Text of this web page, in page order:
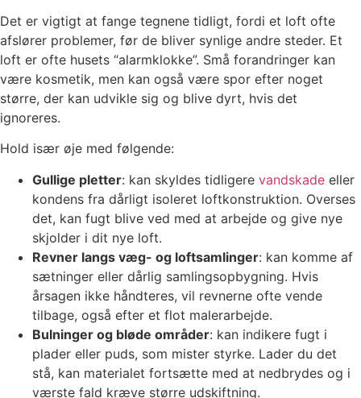
Det er vigtigt at fange tegnene tidligt, fordi et loft ofte
afslører problemer, før de bliver synlige andre steder. Et
loft er ofte husets “alarmklokke”. Små forandringer kan
være kosmetik, men kan også være spor efter noget
større, der kan udvikle sig og blive dyrt, hvis det
ignoreres.
Hold især øje med følgende:
Gullige pletter: kan skyldes tidligere vandskade eller
kondens fra dårligt isoleret loftkonstruktion. Overses
det, kan fugt blive ved med at arbejde og give nye
skjolder i dit nye loft.
Revner langs væg- og loftsamlinger: kan komme af
sætninger eller dårlig samlingsopbygning. Hvis
årsagen ikke håndteres, vil revnerne ofte vende
tilbage, også efter et flot malerarbejde.
Bulninger og bløde områder: kan indikere fugt i
plader eller puds, som mister styrke. Lader du det
stå, kan materialet fortsætte med at nedbrydes og i
værste fald kræve større udskiftning.